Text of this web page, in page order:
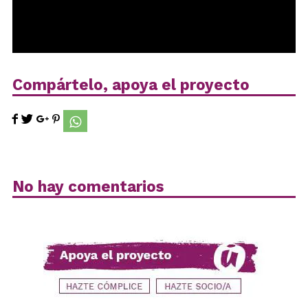
Compártelo, apoya el proyecto
No hay comentarios